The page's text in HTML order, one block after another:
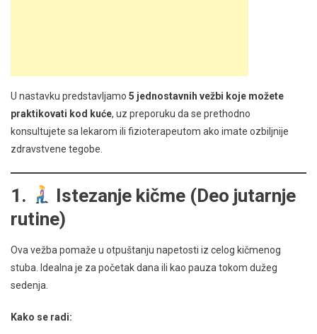
U nastavku predstavljamo 5 jednostavnih vežbi koje možete
praktikovati kod kuće, uz preporuku da se prethodno
konsultujete sa lekarom ili fizioterapeutom ako imate ozbiljnije
zdravstvene tegobe.
1.
Istezanje kičme (Deo jutarnje
rutine)
Ova vežba pomaže u otpuštanju napetosti iz celog kičmenog
stuba. Idealna je za početak dana ili kao pauza tokom dužeg
sedenja.
Kako se radi: